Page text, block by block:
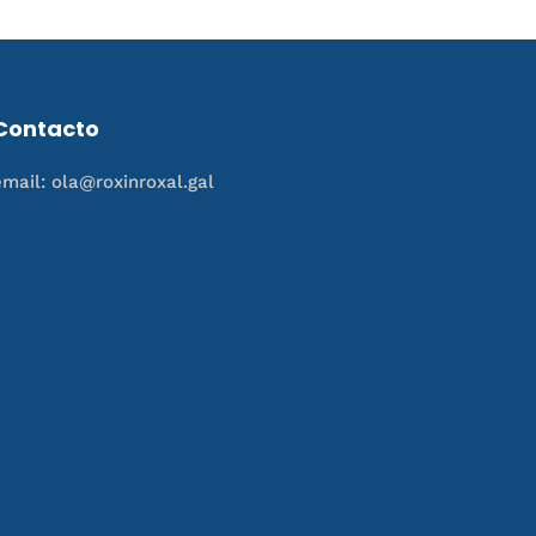
ola@roxinroxal.gal